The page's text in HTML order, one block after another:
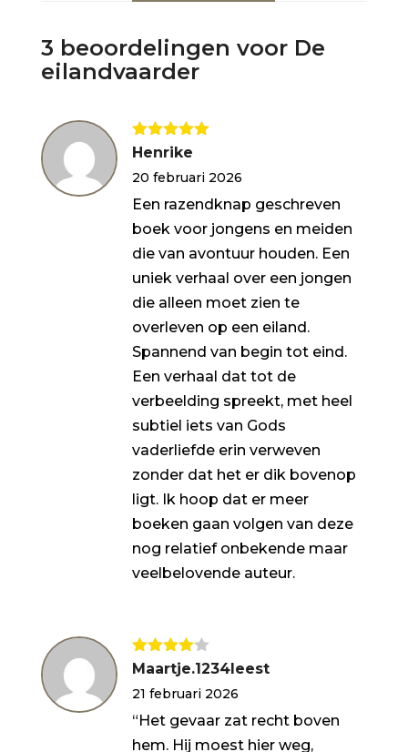
3 beoordelingen voor De
eilandvaarder
Gewaardeerd
Henrike
20 februari 2026
Een razendknap geschreven
boek voor jongens en meiden
die van avontuur houden. Een
uniek verhaal over een jongen
die alleen moet zien te
overleven op een eiland.
Spannend van begin tot eind.
Een verhaal dat tot de
verbeelding spreekt, met heel
subtiel iets van Gods
vaderliefde erin verweven
zonder dat het er dik bovenop
ligt. Ik hoop dat er meer
boeken gaan volgen van deze
nog relatief onbekende maar
veelbelovende auteur.
Gewaarde
uit
5
Maartje.1234leest
21 februari 2026
“Het gevaar zat recht boven
hem. Hij moest hier weg,